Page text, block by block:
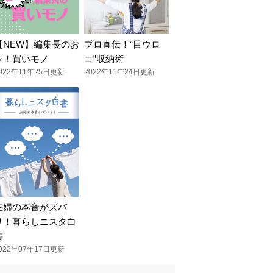
NEW】編集長のお
！買いモノ
年11年25日更新
プロ直伝！“目ウロ
コ”収納術
2022年11年24日更新
婦の本音がズバ
！暮らしニスタ白
年07年17日更新